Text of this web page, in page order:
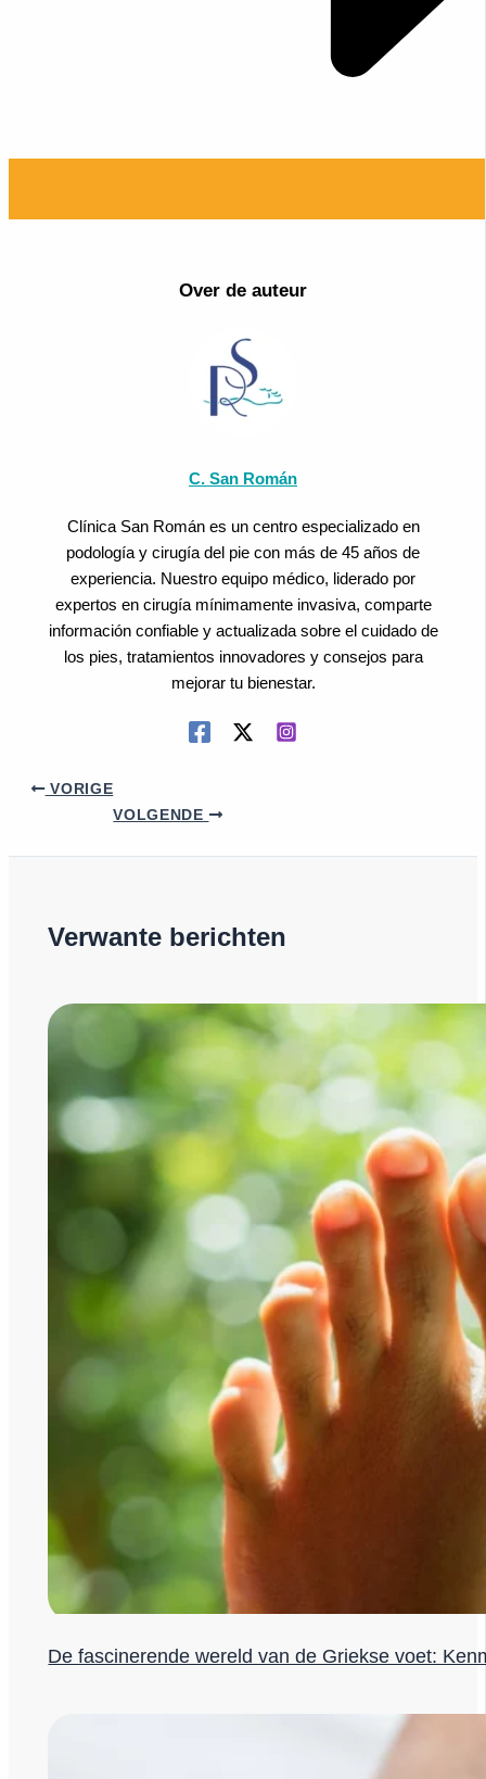
Over de auteur
C. San Román
Clínica San Román es un centro especializado en
podología y cirugía del pie con más de 45 años de
experiencia. Nuestro equipo médico, liderado por
expertos en cirugía mínimamente invasiva, comparte
información confiable y actualizada sobre el cuidado de
los pies, tratamientos innovadores y consejos para
mejorar tu bienestar.
VORIGE
VOLGENDE
Verwante berichten
De fascinerende wereld van de Griekse voet: